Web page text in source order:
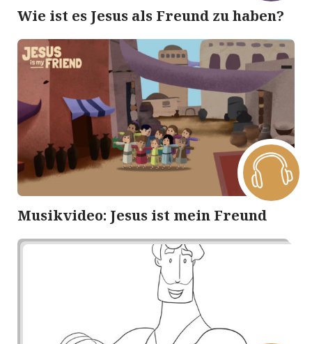
Wie ist es Jesus als Freund zu haben?
Musikvideo: Jesus ist mein Freund